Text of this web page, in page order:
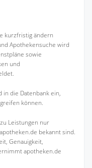
kurzfristig ändern
Apothekensuche wird
sowie
und
in die Datenbank ein,
können.
Leistungen nur
bekannt sind.
Genauigkeit,
apotheken.de